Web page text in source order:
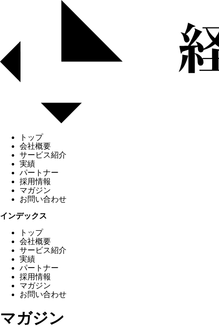
トップ
会社概要
サービス紹介
実績
パートナー
採用情報
マガジン
お問い合わせ
インデックス
トップ
会社概要
サービス紹介
実績
パートナー
採用情報
マガジン
お問い合わせ
マガジン